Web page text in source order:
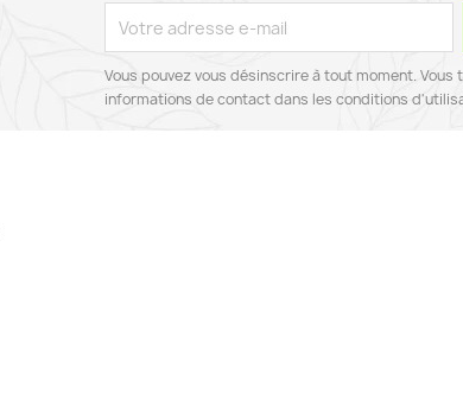
Vous pouvez vous désinscrire à tout moment. Vous
informations de contact dans les conditions